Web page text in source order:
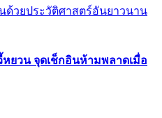
วยประวัติศาสตร์อันยาวนาน
หยวน จุดเช็กอินห้ามพลาดเมื่อ